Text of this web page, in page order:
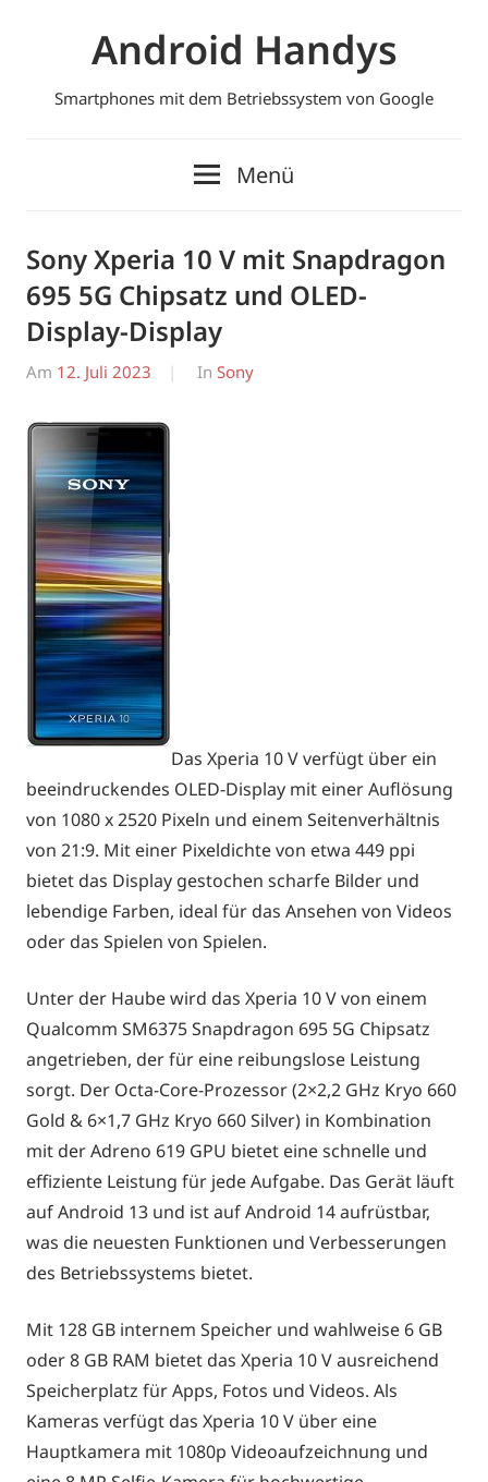
Android Handys
Smartphones mit dem Betriebssystem von Google
Menü
Sony Xperia 10 V mit Snapdragon
695 5G Chipsatz und OLED-
Display-Display
Am 12. Juli 2023
Von
In Sony
Das Xperia 10 V verfügt über ein
beeindruckendes OLED-Display mit einer Auflösung
von 1080 x 2520 Pixeln und einem Seitenverhältnis
von 21:9. Mit einer Pixeldichte von etwa 449 ppi
bietet das Display gestochen scharfe Bilder und
lebendige Farben, ideal für das Ansehen von Videos
oder das Spielen von Spielen.
Unter der Haube wird das Xperia 10 V von einem
Qualcomm SM6375 Snapdragon 695 5G Chipsatz
angetrieben, der für eine reibungslose Leistung
sorgt. Der Octa-Core-Prozessor (2×2,2 GHz Kryo 660
Gold & 6×1,7 GHz Kryo 660 Silver) in Kombination
mit der Adreno 619 GPU bietet eine schnelle und
effiziente Leistung für jede Aufgabe. Das Gerät läuft
auf Android 13 und ist auf Android 14 aufrüstbar,
was die neuesten Funktionen und Verbesserungen
des Betriebssystems bietet.
Mit 128 GB internem Speicher und wahlweise 6 GB
oder 8 GB RAM bietet das Xperia 10 V ausreichend
Speicherplatz für Apps, Fotos und Videos. Als
Kameras verfügt das Xperia 10 V über eine
Hauptkamera mit 1080p Videoaufzeichnung und